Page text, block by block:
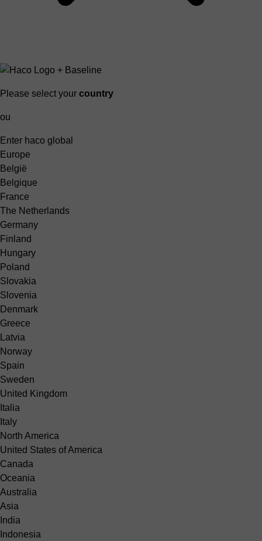
Please select your country
ou
Enter haco global
Europe
België
Belgique
France
The Netherlands
Germany
Finland
Hungary
Poland
Slovakia
Slovenia
Denmark
Greece
Latvia
Norway
Spain
Sweden
United Kingdom
Italia
Italy
North America
United States of America
Canada
Oceania
Australia
Asia
India
Indonesia